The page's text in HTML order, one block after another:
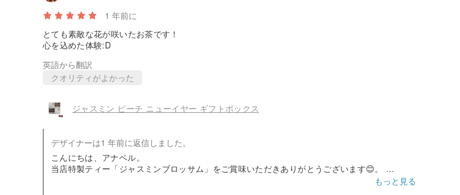
1 年前に
とても素敵な花が咲いたお茶です！
心を込めた体験:D
英語から翻訳
クオリティがよかった
ジャスミン ピーチ ニューイヤー ギフトボックス
デザイナーは1 年前に返信しました。
こんにちは、アナベル。
当店特製ティー「ジャスミンブロッサム」をご賞味いただきありがとうございます😊。
もっと見る